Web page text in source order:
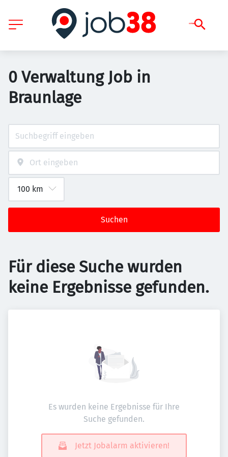
0 Verwaltung Job in
Braunlage
Suchen
Für diese Suche wurden
keine Ergebnisse gefunden.
Es wurden keine Ergebnisse für Ihre
Suche gefunden.
Jetzt Jobalarm aktivieren!